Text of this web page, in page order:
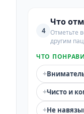
4
Что
Отметьте
другим
ЧТО
+
+Чисто и
+Не